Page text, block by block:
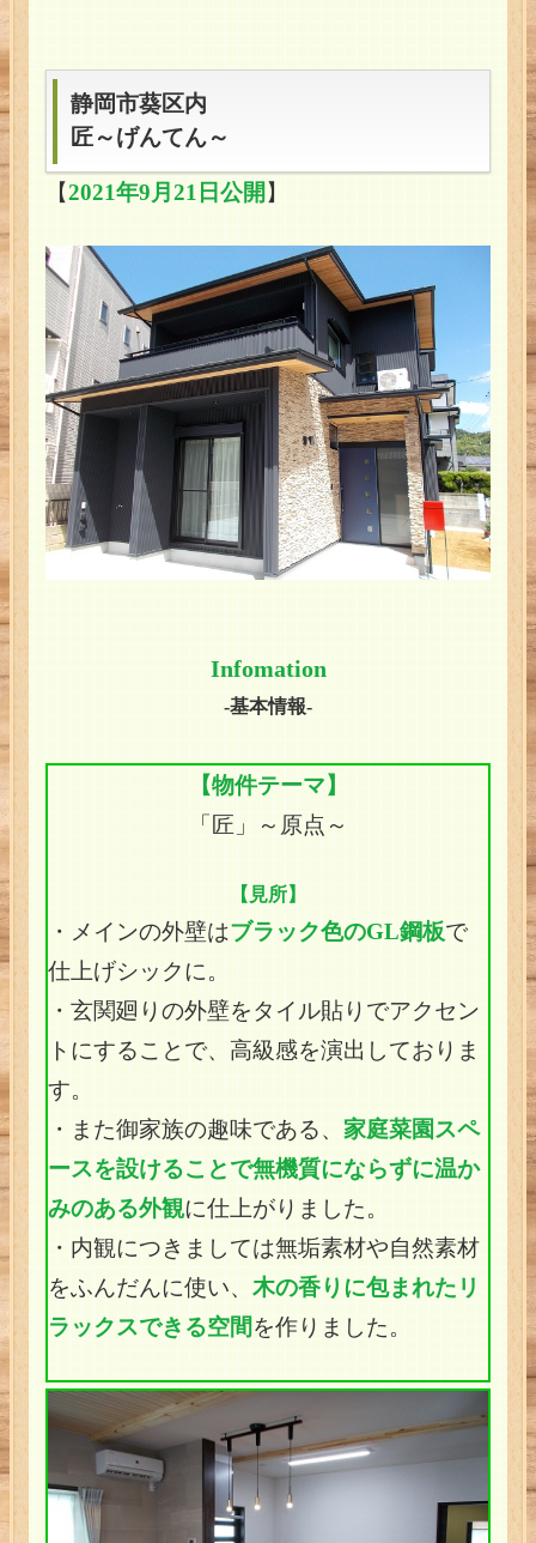
静岡市葵区内
匠～げんてん～
【2021年9月21日公開 】
Infomation
-基本情報-
【物件テーマ】
「匠」～原点～
【見所】
・メインの外壁はブラック色のGL鋼板で
仕上げシックに。
・玄関廻りの外壁をタイル貼りでアクセン
トにすることで、高級感を演出しておりま
す。
・また御家族の趣味である、 家庭菜園スペ
ースを設けることで無機質にならずに温か
みのある外観に仕上がりました。
・内観につきましては無垢素材や自然素材
をふんだんに使い、 木の香りに包まれたリ
ラックスできる空間を作りました。